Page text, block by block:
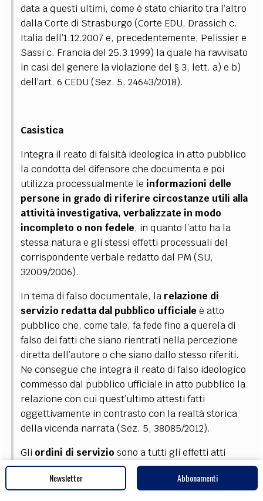
data a questi ultimi, come è stato chiarito tra l’altro
dalla Corte di Strasburgo (Corte EDU, Drassich c.
Italia dell’1.12.2007 e, precedentemente, Pelissier e
Sassi c. Francia del 25.3.1999) la quale ha ravvisato
in casi del genere la violazione del § 3, lett. a) e b)
dell’art. 6 CEDU (Sez. 5, 24643/2018).
Casistica
Integra il reato di falsità ideologica in atto pubblico
la condotta del difensore che documenta e poi
utilizza processualmente le informazioni delle
persone in grado di riferire circostanze utili alla
attività investigativa, verbalizzate in modo
incompleto o non fedele, in quanto l’atto ha la
stessa natura e gli stessi effetti processuali del
corrispondente verbale redatto dal PM (SU,
32009/2006).
In tema di falso documentale, la relazione di
servizio redatta dal pubblico ufficiale è atto
pubblico che, come tale, fa fede fino a querela di
falso dei fatti che siano rientrati nella percezione
diretta dell’autore o che siano dallo stesso riferiti.
Ne consegue che integra il reato di falso ideologico
commesso dal pubblico ufficiale in atto pubblico la
relazione con cui quest’ultimo attesti fatti
oggettivamente in contrasto con la realtà storica
della vicenda narrata (Sez. 5, 38085/2012).
Gli ordini di servizio sono a tutti gli effetti atti
pubblici, dovendosi considerare tali, non solo gli atti
destinati a spiegare efficacia nei confronti dei terzi,
Newsletter Abbonamenti